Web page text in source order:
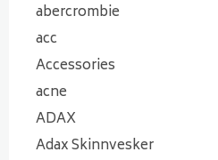
abercrombie
acc
Accessories
acne
ADAX
Adax Skinnvesker